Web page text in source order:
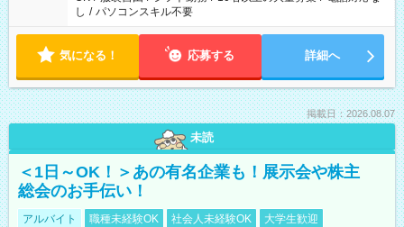
し / パソコンスキル不要
気になる！ 応募する 詳細へ
掲載日：2026.08.07
未読
＜1日～OK！＞あの有名企業も！展示会や株主
総会のお手伝い！
アルバイト 職種未経験OK 社会人未経験OK
大学生歓迎